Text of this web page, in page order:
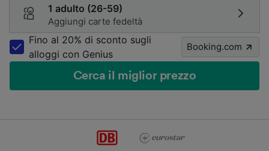
1 adulto (26-59)
Aggiungi carte fedeltà
Fino al 20% di sconto sugli
alloggi con Genius
Booking.com
Cerca il miglior prezzo